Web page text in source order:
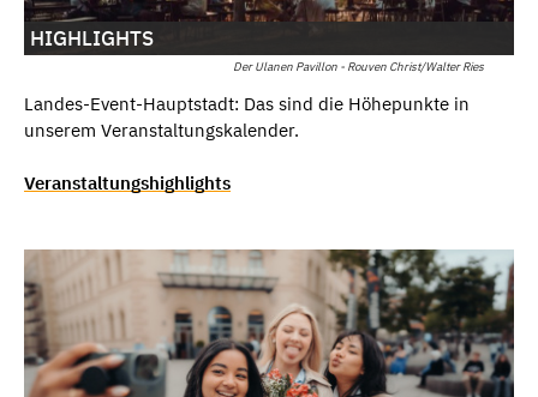
Der Ulanen Pavillon - Rouven Christ/Walter Ries
HIGHLIGHTS
Landes-Event-Hauptstadt: Das sind die Höhepunkte in
unserem Veranstaltungskalender.
Veranstaltungshighlights